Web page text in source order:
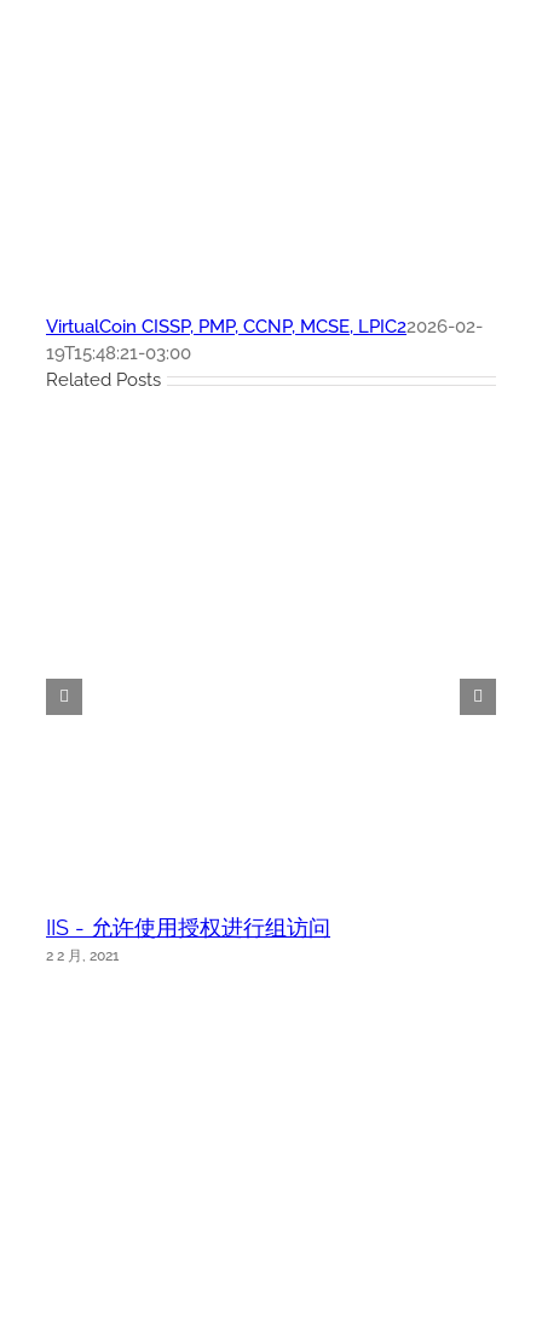
VirtualCoin CISSP, PMP, CCNP, MCSE, LPIC22026-02-
19T15:48:21-03:00
Related Posts
IIS - 允许使用授权进行组访问
2 2 月, 2021